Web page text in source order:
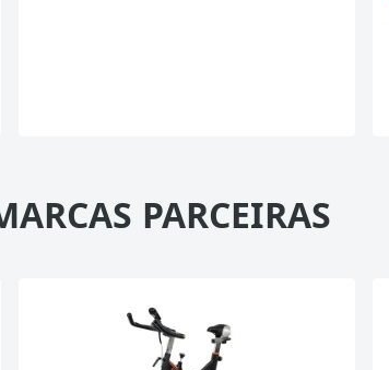
PARCEIRAS